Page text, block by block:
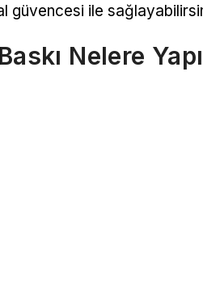
güvencesi ile
Nelere